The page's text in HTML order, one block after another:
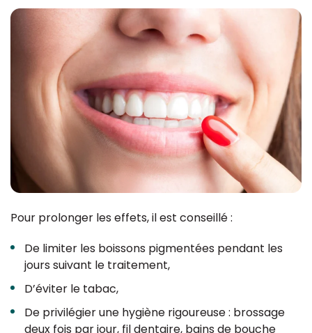
Pour prolonger les effets, il est conseillé :
De limiter les boissons pigmentées pendant les
jours suivant le traitement,
D’éviter le tabac,
De privilégier une hygiène rigoureuse : brossage
deux fois par jour, fil dentaire, bains de bouche